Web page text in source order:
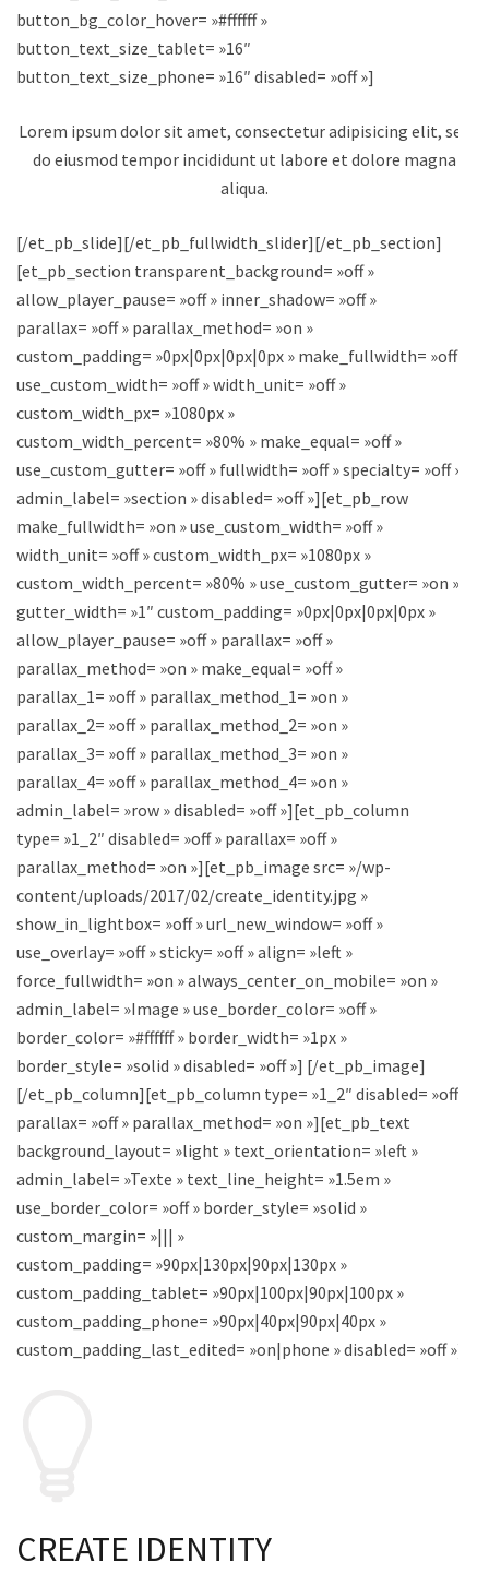
button_bg_color_hover= »#ffffff »
button_text_size_tablet= »16″
button_text_size_phone= »16″ disabled= »off »]
Lorem ipsum dolor sit amet, consectetur adipisicing elit, sed
do eiusmod tempor incididunt ut labore et dolore magna
aliqua.
[/et_pb_slide][/et_pb_fullwidth_slider][/et_pb_section]
[et_pb_section transparent_background= »off »
allow_player_pause= »off » inner_shadow= »off »
parallax= »off » parallax_method= »on »
custom_padding= »0px|0px|0px|0px » make_fullwidth= »off »
use_custom_width= »off » width_unit= »off »
custom_width_px= »1080px »
custom_width_percent= »80% » make_equal= »off »
use_custom_gutter= »off » fullwidth= »off » specialty= »off »
admin_label= »section » disabled= »off »][et_pb_row
make_fullwidth= »on » use_custom_width= »off »
width_unit= »off » custom_width_px= »1080px »
custom_width_percent= »80% » use_custom_gutter= »on »
gutter_width= »1″ custom_padding= »0px|0px|0px|0px »
allow_player_pause= »off » parallax= »off »
parallax_method= »on » make_equal= »off »
parallax_1= »off » parallax_method_1= »on »
parallax_2= »off » parallax_method_2= »on »
parallax_3= »off » parallax_method_3= »on »
parallax_4= »off » parallax_method_4= »on »
admin_label= »row » disabled= »off »][et_pb_column
type= »1_2″ disabled= »off » parallax= »off »
parallax_method= »on »][et_pb_image src= »/wp-
content/uploads/2017/02/create_identity.jpg »
show_in_lightbox= »off » url_new_window= »off »
use_overlay= »off » sticky= »off » align= »left »
force_fullwidth= »on » always_center_on_mobile= »on »
admin_label= »Image » use_border_color= »off »
border_color= »#ffffff » border_width= »1px »
border_style= »solid » disabled= »off »] [/et_pb_image]
[/et_pb_column][et_pb_column type= »1_2″ disabled= »off »
parallax= »off » parallax_method= »on »][et_pb_text
background_layout= »light » text_orientation= »left »
admin_label= »Texte » text_line_height= »1.5em »
use_border_color= »off » border_style= »solid »
custom_margin= »||| »
custom_padding= »90px|130px|90px|130px »
custom_padding_tablet= »90px|100px|90px|100px »
custom_padding_phone= »90px|40px|90px|40px »
custom_padding_last_edited= »on|phone » disabled= »off »]
CREATE IDENTITY